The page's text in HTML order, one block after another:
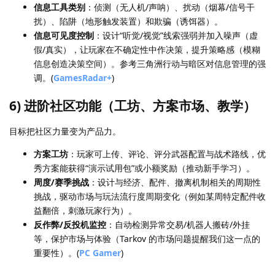
信息工具类别 ：侦测（无人机/声呐）、扰动（烟幕/信号干
扰）、陷阱（地形触发装置）和欺骗（诱饵器）。
信息可见度控制 ：设计“听觉/视觉”线索强弱并加入噪声（虚
假/真实），让玩家在不确定性中作决策，提升策略感（模糊
信息创造决策空间）。参考三角洲行动与暗区对信息管理的强
调。(GamesRadar+)
6) 进阶社区功能（工坊、方案市场、教学）
目标把社区力量变为产品力。
方案工坊 ：玩家可上传、评论、评分武器配置与战术路线，优
秀方案能获得“演示试用包”或小额奖励（推动新手学习）。
周度/赛季挑战 ：设计与经济、配件、撤离机制相关的周期性
挑战，驱动市场与玩法流行度周期变化（例如某周特定配件收
益翻倍，刺激玩家行为）。
反作弊/反投机监控 ：自动检测异常交易/机器人搬砖/外挂
等，保护市场与体验（Tarkov 的市场问题提醒我们这一点的
重要性）。(PC Gamer)